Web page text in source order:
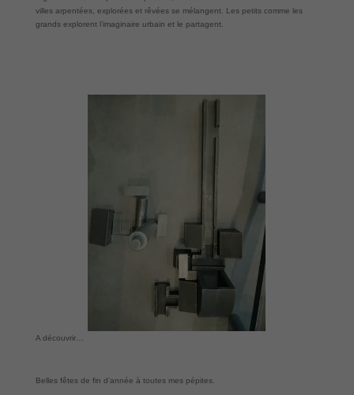
villes arpentées, explorées et rêvées se mélangent. Les petits comme les
grands explorent l’imaginaire urbain et le partagent.
A découvrir…
Belles fêtes de fin d’année à toutes mes pépites.